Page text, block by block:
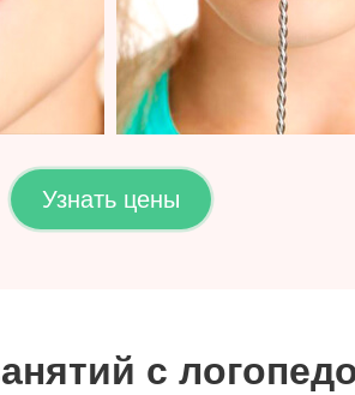
Узнать цены
с